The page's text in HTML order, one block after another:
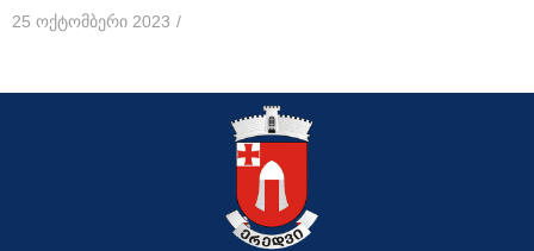
25 ოქტომბერი 2023 /